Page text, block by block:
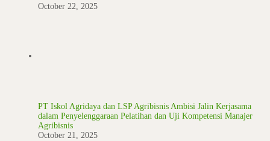
October 22, 2025
PT Iskol Agridaya dan LSP Agribisnis Ambisi Jalin Kerjasama
dalam Penyelenggaraan Pelatihan dan Uji Kompetensi Manajer
Agribisnis
October 21, 2025